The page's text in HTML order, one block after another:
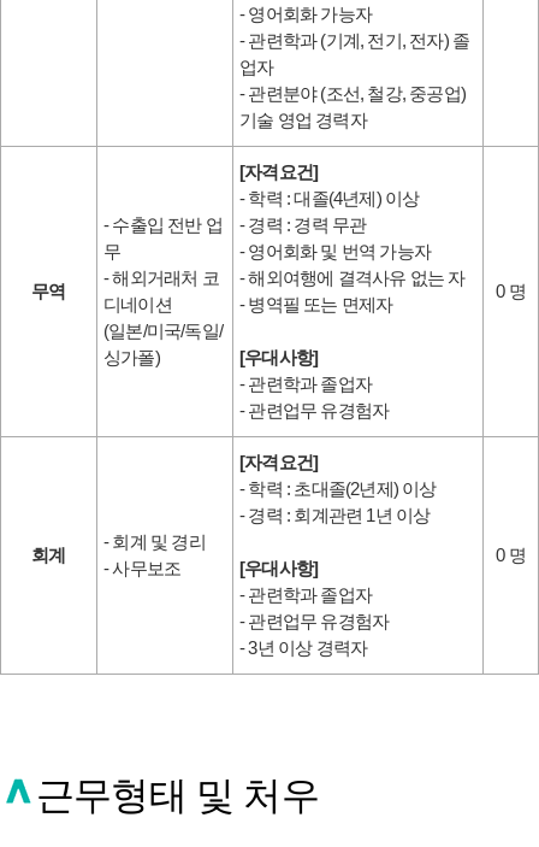
- 영어회화 가능자
- 관련학과 (기계, 전기, 전자) 졸
업자
- 관련분야 (조선, 철강, 중공업)
기술 영업 경력자
무역
- 수출입 전반 업
무
- 해외거래처 코
디네이션
(일본/미국/독일/
싱가폴)
[자격요건]
- 학력 : 대졸(4년제) 이상
- 경력 : 경력 무관
- 영어회화 및 번역 가능자
- 해외여행에 결격사유 없는 자
- 병역필 또는 면제자
[우대사항]
- 관련학과 졸업자
- 관련업무 유경험자
0 명
회계
- 회계 및 경리
- 사무보조
[자격요건]
- 학력 : 초대졸(2년제) 이상
- 경력 : 회계관련 1년 이상
[우대사항]
- 관련학과 졸업자
- 관련업무 유경험자
- 3년 이상 경력자
0 명
근무형태 및 처우